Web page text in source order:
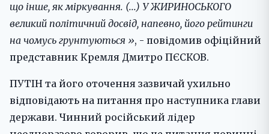
що інше, як міркування. (...) У ЖИРИНОСЬКОГО
великий політичний досвід, напевно, його рейтинги
на чомусь грунтуються », - повідомив офіційний
представник Кремля Дмитро ПЄСКОВ.
ПУТІН та його оточення зазвичай ухильно
відповідають на питання про наступника глави
держави. Чинний російський лідер